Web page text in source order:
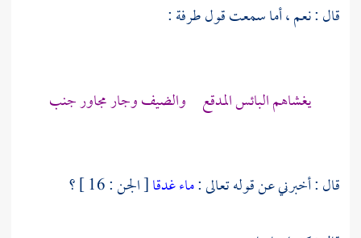
قال : نعم ، أما سمعت قولطرفة:
يغشاهم البائس المدقع والضيف وجار مجاور جنب
قال : أخبرني عن قوله تعالى :ماء غدقا[ الجن : 16 ] ؟